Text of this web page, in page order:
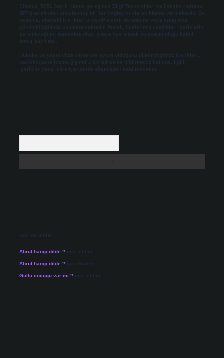
Sitemiz, 5651 Sayılı Kanun gereğince Bilgi Teknolojileri ve İletişim Kurumu
(BTK) tarafından onaylanmış bir Yer Sağlayıcı olarak hizmet vermektedir. Bu
nedenle, sitedeki içerikleri proaktif olarak denetleme veya araştırma
yükümlülüğümüz bulunmamaktadır. Ancak, üyelerimiz yazdıkları içeriklerin
sorumluluğunu taşımakta olup, siteye üye olarak bu sorumluluğu kabul
etmiş sayılırlar.
Hukuka ve yasal düzenlemelere aykırı olduğunu düşündüğünüz içerikleri,
backlinkpanelicomtr@gmail.com adresine bildirmeniz halinde, ilgili
içerikler yasal süre içerisinde sitemizden kaldırılacaktır.
Son Yorumlar
Abrul hangi dilde ?için admin
Abrul hangi dilde ?için Gülten
Güllü cocugu var mi ?için admin